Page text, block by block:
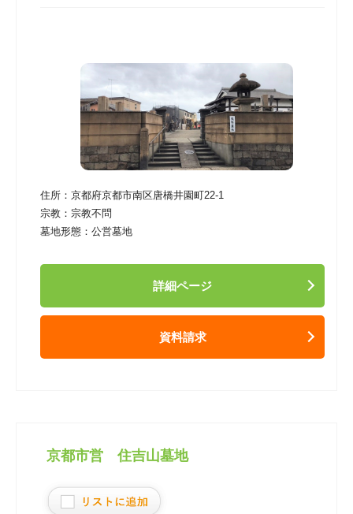
住所： 京都府京都市南区唐橋井園町22-1
宗教： 宗教不問
墓地形態： 公営墓地
詳細ページ
資料請求
京都市営 住吉山墓地